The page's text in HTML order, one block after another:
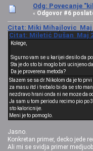
Odg: Povecanje
« Odgovor #6
Citat: Miki Mihajlovic Maj
Citat: Miletić Dušan Maj
Kolege,
Sigurno vam se u karijei desilo da
Sta je do sto bi moglo biti ucinjeno
Da je proverena metoda?
Slazem se sa dr.Nikolom da je to
za masu itd i trebalo bi da se sto
nezdravo hrani onda ni ne moze da
Ja sam u tom periodu recimo pio po
sto kaloricnije.
Meni je to pomoglo.
Jasno.
Konkretan primer, decko jede
Ali mi se svidja primer